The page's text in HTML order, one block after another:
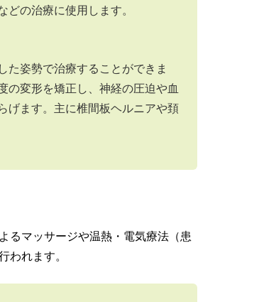
どの治療に使用します。
た姿勢で治療することができま
の変形を矯正し、神経の圧迫や血
げます。主に椎間板ヘルニアや頚
るマッサージや温熱・電気療法（患
われます。